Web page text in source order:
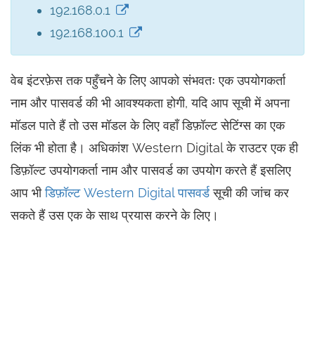
192.168.0.1
192.168.100.1
वेब इंटरफ़ेस तक पहुँचने के लिए आपको संभवतः एक उपयोगकर्ता
नाम और पासवर्ड की भी आवश्यकता होगी, यदि आप सूची में अपना
मॉडल पाते हैं तो उस मॉडल के लिए वहाँ डिफ़ॉल्ट सेटिंग्स का एक
लिंक भी होता है। अधिकांश Western Digital के राउटर एक ही
डिफ़ॉल्ट उपयोगकर्ता नाम और पासवर्ड का उपयोग करते हैं इसलिए
आप भीडिफ़ॉल्ट Western Digital पासवर्डसूची की जांच कर
सकते हैं उस एक के साथ प्रयास करने के लिए।